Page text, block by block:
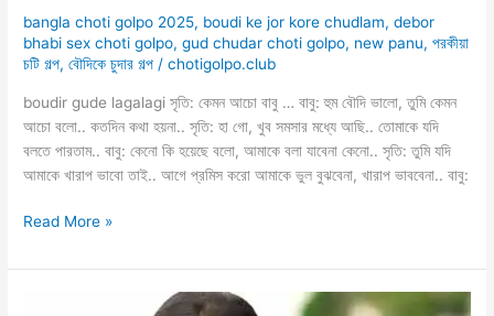
bangla choti golpo 2025, boudi ke jor kore chudlam,debor
bhabi sex choti golpo,gud chudar choti golpo, new panu,পরকীয়া
চটি গল্প,বৌদিকে চুদার গল্প /chotigolpo.club
boudir gude lagalagi সৃতি: কেমন আচো বাবু … বাবু: হুম বৌদি ভালো, তুমি কেমন
আচো বলো.. কতদিন কথা হয়না.. সৃতি: হা গো, খুব সমসার মধ্যে আছি.. তোমাকে যদি
বলতে পারতাম.. বাবু: কেনো কি হয়েছে বলো, আমাকে বলা যাবেনা কেনো.. সৃতি: তুমি যদি
আমাকে খারাপ ভাবো তাই.. আগে প্রমিস করো আমাকে ভুল বুঝবেনা, খারাপ ভাববেনা.. বাবু:
boudir
lagalagi
Read More »